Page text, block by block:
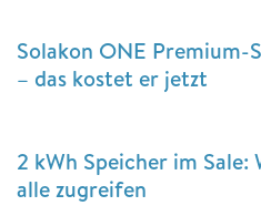
Solakon ONE Premium-
– das kostet er jetzt
2 kWh Speicher im
alle zugreifen